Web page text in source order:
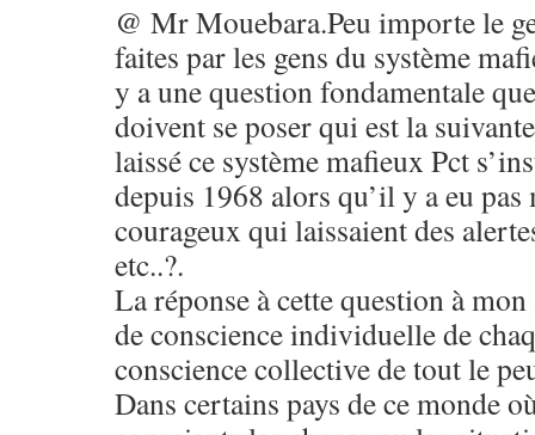
@ Mr Mouebara.Peu importe le
faites par les gens du système
y a une question fondamentale
doivent se poser qui est la
laissé ce système mafieux Pct
depuis 1968 alors qu’il y a eu
courageux qui laissaient des
etc..?.
La réponse à cette question à
de conscience individuelle de
conscience collective de tout le
Dans certains pays de ce monde